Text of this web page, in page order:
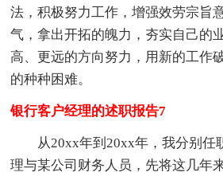
法，积极努力工作，增强效劳宗旨
气，拿出开拓的魄力，夯实自己的
高、更远的方向努力，用新的工作
的种种困难。
银行客户经理的述职报告7
从20xx年到20xx年，我分别任
理与某公司财务人员，先将这几年